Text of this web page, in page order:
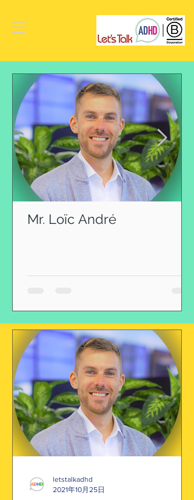
Mr. Loïc André
letstalkadhd
2021年10月25日